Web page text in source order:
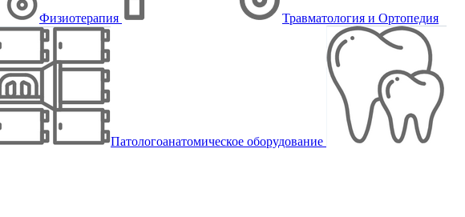
Физиотерапия Травматология и Ортопедия
Патологоанатомическое оборудование